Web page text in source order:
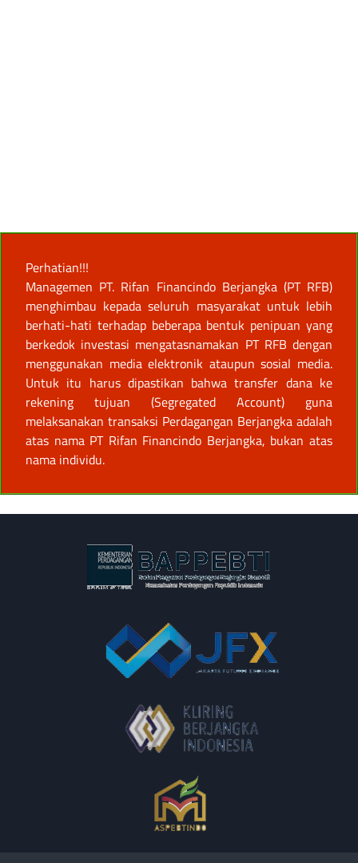
Perhatian!!!
Managemen PT. Rifan Financindo Berjangka (PT RFB)
menghimbau kepada seluruh masyarakat untuk lebih
berhati-hati terhadap beberapa bentuk penipuan yang
berkedok investasi mengatasnamakan PT RFB dengan
menggunakan media elektronik ataupun sosial media.
Untuk itu harus dipastikan bahwa transfer dana ke
rekening tujuan (Segregated Account) guna
melaksanakan transaksi Perdagangan Berjangka adalah
atas nama PT Rifan Financindo Berjangka, bukan atas
nama individu.